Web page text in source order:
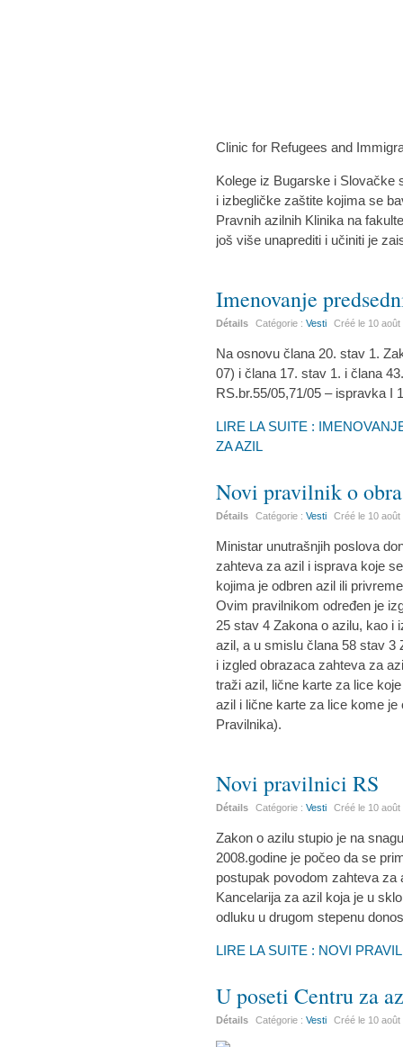
Clinic for Refugees and
Kolege iz Bugarske i Slovačke
i izbegličke zaštite kojima se
Pravnih azilnih Klinika na
još više unaprediti i učiniti je
Imenovanje
Détails Catégorie :Vesti Créé le 10 août
Na osnovu člana 20. stav 1.
07) i člana 17. stav 1. i člana
RS.br.55/05,71/05 – ispravka I
LIRE LA SUITE :
ZA AZIL
Novi pravilnik o
Détails Catégorie :Vesti Créé le 10 août
Ministar unutrašnjih poslova
zahteva za azil i isprava koje
kojima je odbren azil ili
Ovim pravilnikom određen je
25 stav 4 Zakona o azilu, kao i
azil, a u smislu člana 58 stav 3
i izgled obrazaca zahteva za
traži azil, lične karte za lice
azil i lične karte za lice kome
Pravilnika).
Novi pravilnici RS
Détails Catégorie :Vesti Créé le 10 août
Zakon o azilu stupio je na
2008.godine je počeo da se
postupak povodom zahteva za
Kancelarija za azil koja je u
odluku u drugom stepenu
LIRE LA SUITE : NOVI
U poseti Centru za
Détails Catégorie :Vesti Créé le 10 août